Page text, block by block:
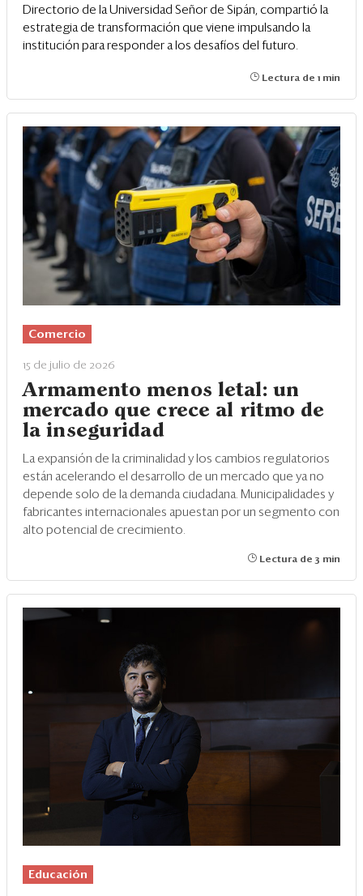
Directorio de la Universidad Señor de Sipán, compartió la
estrategia de transformación que viene impulsando la
institución para responder a los desafíos del futuro.
Lectura de 1 min
Comercio
15 de julio de 2026
Armamento menos letal: un
mercado que crece al ritmo de
la inseguridad
La expansión de la criminalidad y los cambios regulatorios
están acelerando el desarrollo de un mercado que ya no
depende solo de la demanda ciudadana. Municipalidades y
fabricantes internacionales apuestan por un segmento con
alto potencial de crecimiento.
Lectura de 3 min
Educación